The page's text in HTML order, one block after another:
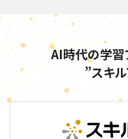
AI時代の学習
”スキ